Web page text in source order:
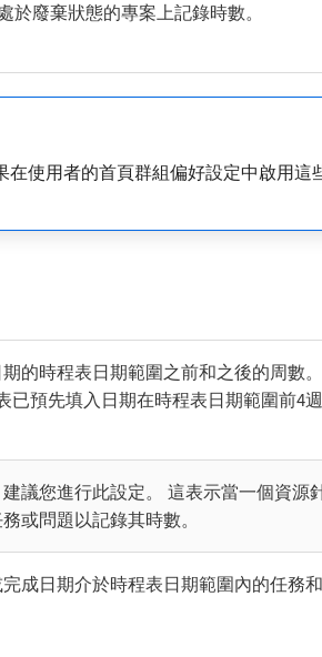
廢棄狀態的專案上記錄時數。
使用者的首頁群組偏好設定中啟用
的時程表日期範圍之前和之後的周數
已預先填入日期在時程表日期範圍前4
議您進行此設定。 這表示當一個資
或問題以記錄其時數。
成日期介於時程表日期範圍內的任務和